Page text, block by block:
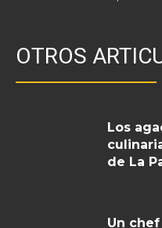
OTROS
Los
de La
Un